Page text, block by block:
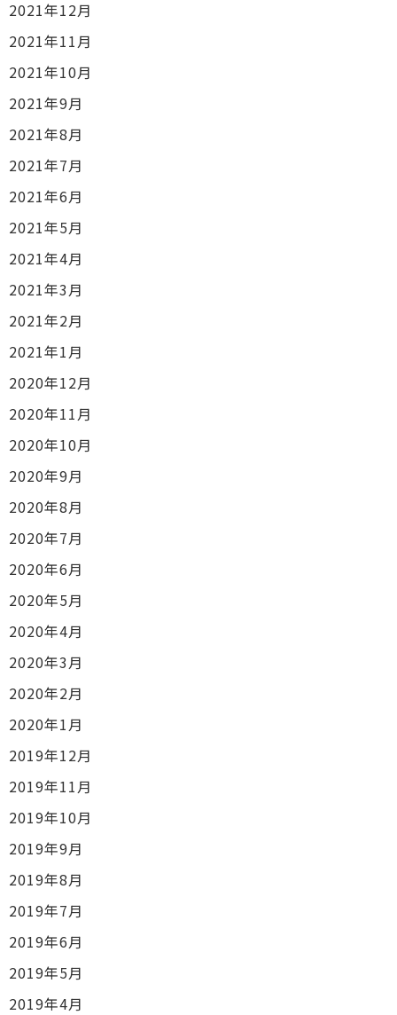
2021年12月
2021年11月
2021年10月
2021年9月
2021年8月
2021年7月
2021年6月
2021年5月
2021年4月
2021年3月
2021年2月
2021年1月
2020年12月
2020年11月
2020年10月
2020年9月
2020年8月
2020年7月
2020年6月
2020年5月
2020年4月
2020年3月
2020年2月
2020年1月
2019年12月
2019年11月
2019年10月
2019年9月
2019年8月
2019年7月
2019年6月
2019年5月
2019年4月